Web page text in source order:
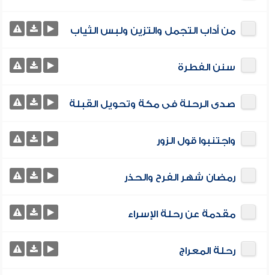
من أداب التجمل والتزين ولبس الثياب
سنن الفطرة
صدى الرحلة فى مكة وتحويل القبلة
واجتنبوا قول الزور
رمضان شهر الفرح والحذر
مقدمة عن رحلة الإسراء
رحلة المعراج